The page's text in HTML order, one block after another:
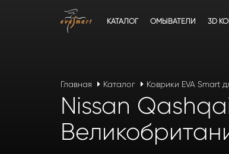
КАТАЛОГ ОМЫВАТЕЛИ 3D
Главная Каталог Коврики EVA Smart
Nissan